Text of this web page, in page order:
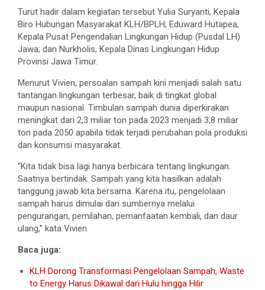
Turut hadir dalam kegiatan tersebut Yulia Suryanti, Kepala
Biro Hubungan Masyarakat KLH/BPLH; Eduward Hutapea,
Kepala Pusat Pengendalian Lingkungan Hidup (Pusdal LH)
Jawa; dan Nurkholis, Kepala Dinas Lingkungan Hidup
Provinsi Jawa Timur.
Menurut Vivien, persoalan sampah kini menjadi salah satu
tantangan lingkungan terbesar, baik di tingkat global
maupun nasional. Timbulan sampah dunia diperkirakan
meningkat dari 2,3 miliar ton pada 2023 menjadi 3,8 miliar
ton pada 2050 apabila tidak terjadi perubahan pola produksi
dan konsumsi masyarakat.
“Kita tidak bisa lagi hanya berbicara tentang lingkungan.
Saatnya bertindak. Sampah yang kita hasilkan adalah
tanggung jawab kita bersama. Karena itu, pengelolaan
sampah harus dimulai dari sumbernya melalui
pengurangan, pemilahan, pemanfaatan kembali, dan daur
ulang,” kata Vivien.
Baca juga:
KLH Dorong Transformasi Pengelolaan Sampah, Waste
to Energy Harus Dikawal dari Hulu hingga Hilir